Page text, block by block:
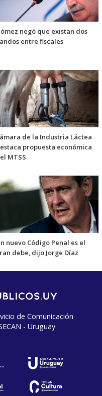
negó que existan dos
entre fiscales
de la Industria Láctea
propuesta económica
MTSS
nuevo Código Penal es el
debe, dijo Jorge Díaz
de Comunicación
- Uruguay